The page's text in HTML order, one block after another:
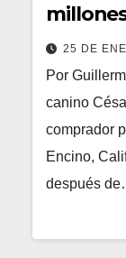
25 DE
Por
canino
comprador
Encino,
después